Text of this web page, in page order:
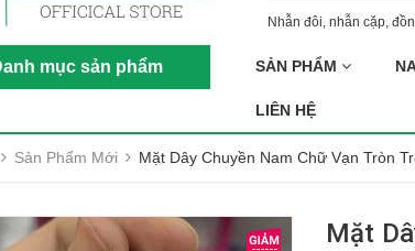
Nhẫn đôi nhẫn cặp
mục sản phẩm SẢN PHẨM
LIÊN HỆ
Sản Phẩm Mới Mặt Dây Chuyền Nam Chữ Vạn Tròn
Mặt